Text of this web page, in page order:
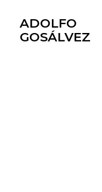
ADOLFO
GOSÁLVEZ